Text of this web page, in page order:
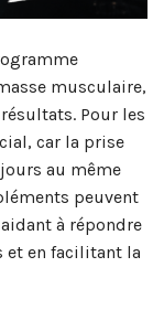
musculaire,
Pour les
car la prise
au même
peuvent
à répondre
et en facilitant la